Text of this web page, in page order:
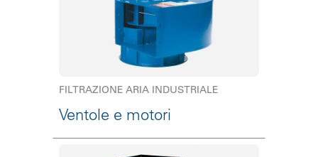
FILTRAZIONE ARIA INDUSTRIALE
Ventole e motori